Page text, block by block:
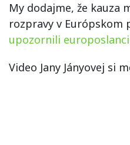
My dodajme, že kauza
rozpravy v Európskom
upozornili europoslanci
Video Jany Jányovej si